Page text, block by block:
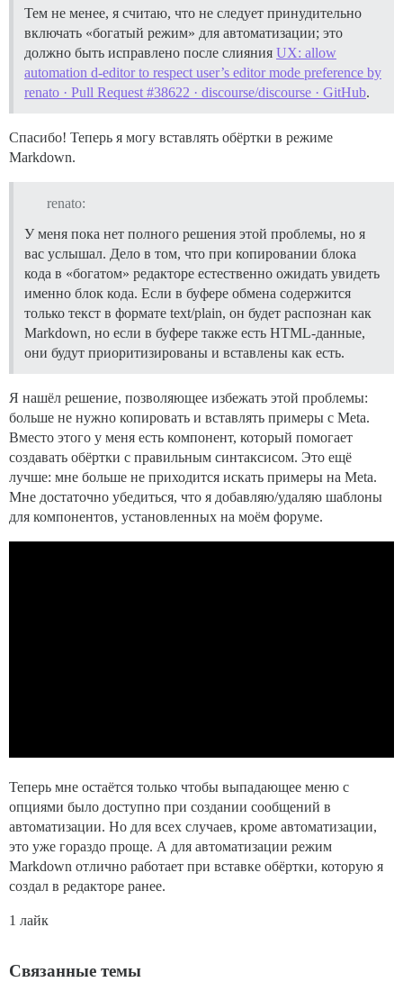
Тем не менее, я считаю, что не следует принудительно
включать «богатый режим» для автоматизации; это
должно быть исправлено после слияния UX: allow
automation d-editor to respect user’s editor mode preference by
renato · Pull Request #38622 · discourse/discourse · GitHub.
Спасибо! Теперь я могу вставлять обёртки в режиме
Markdown.
renato:
У меня пока нет полного решения этой проблемы, но я
вас услышал. Дело в том, что при копировании блока
кода в «богатом» редакторе естественно ожидать увидеть
именно блок кода. Если в буфере обмена содержится
только текст в формате text/plain, он будет распознан как
Markdown, но если в буфере также есть HTML-данные,
они будут приоритизированы и вставлены как есть.
Я нашёл решение, позволяющее избежать этой проблемы:
больше не нужно копировать и вставлять примеры с Meta.
Вместо этого у меня есть компонент, который помогает
создавать обёртки с правильным синтаксисом. Это ещё
лучше: мне больше не приходится искать примеры на Meta.
Мне достаточно убедиться, что я добавляю/удаляю шаблоны
для компонентов, установленных на моём форуме.
Теперь мне остаётся только чтобы выпадающее меню с
опциями было доступно при создании сообщений в
автоматизации. Но для всех случаев, кроме автоматизации,
это уже гораздо проще. А для автоматизации режим
Markdown отлично работает при вставке обёртки, которую я
создал в редакторе ранее.
1 лайк
Связанные темы